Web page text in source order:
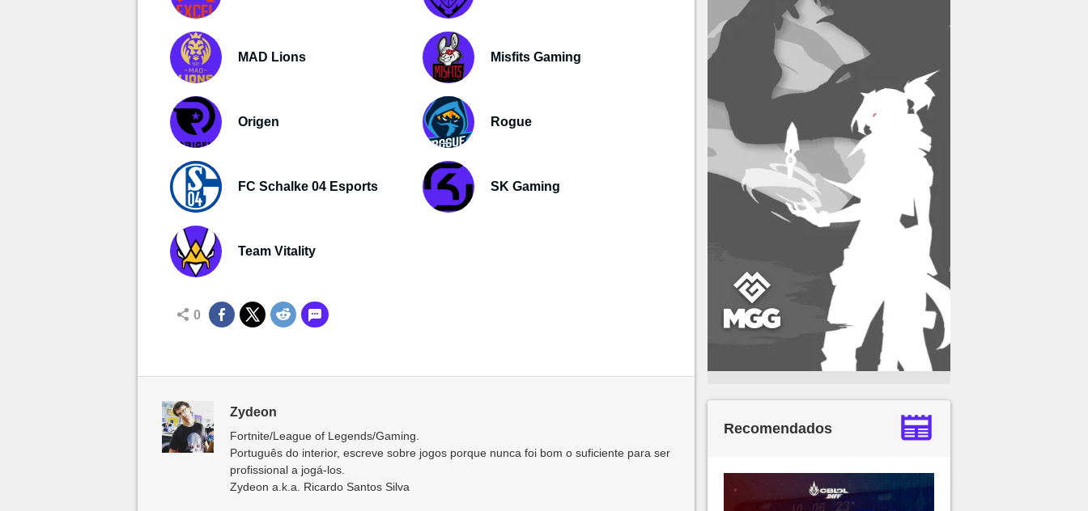
MAD Lions Misfits Gaming
Origen Rogue
FC Schalke 04 Esports SK Gaming
Team Vitality
0
Zydeon
Fortnite/League of Legends/Gaming.
Português do interior, escreve sobre jogos porque nunca foi bom o suficiente para ser
profissional a jogá-los.
Zydeon a.k.a. Ricardo Santos Silva
Recomendados